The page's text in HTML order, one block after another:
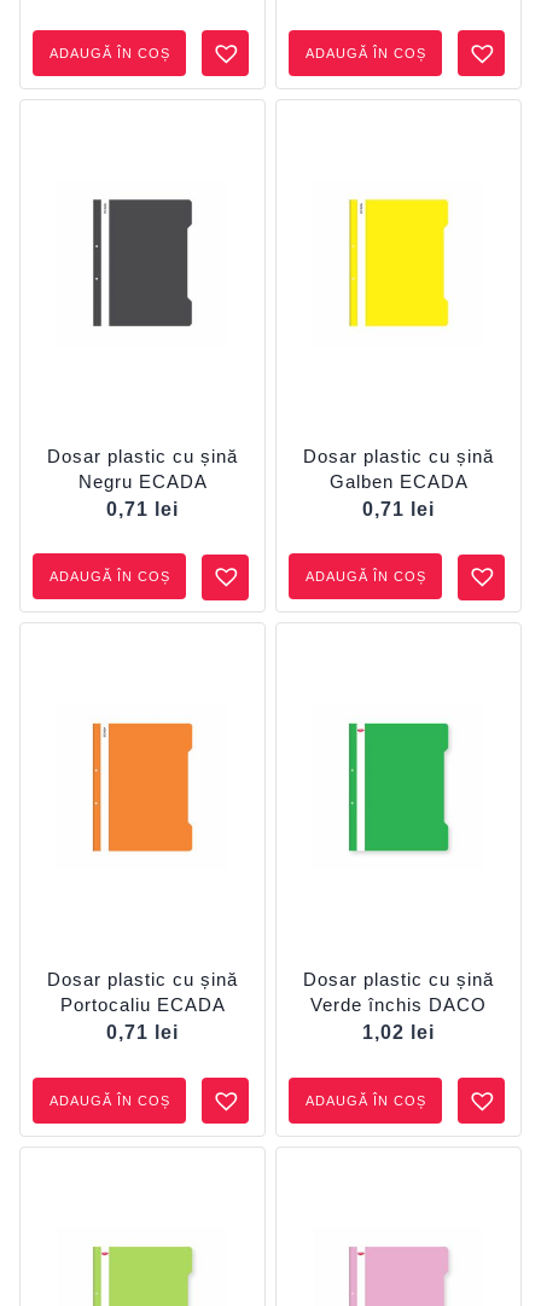
ADAUGĂ ÎN COȘ ADAUGĂ ÎN COȘ
Dosar plastic cu șină
Negru ECADA
0,71
lei
ADAUGĂ ÎN COȘ
Dosar plastic cu șină
Galben ECADA
0,71
lei
ADAUGĂ ÎN COȘ
Dosar plastic cu șină
Portocaliu ECADA
0,71
lei
ADAUGĂ ÎN COȘ
Dosar plastic cu șină
Verde închis DACO
1,02
lei
ADAUGĂ ÎN COȘ